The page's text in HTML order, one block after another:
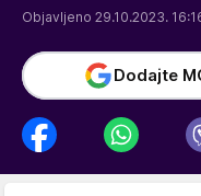
Objavljeno 29.10.2023.
Dodajte